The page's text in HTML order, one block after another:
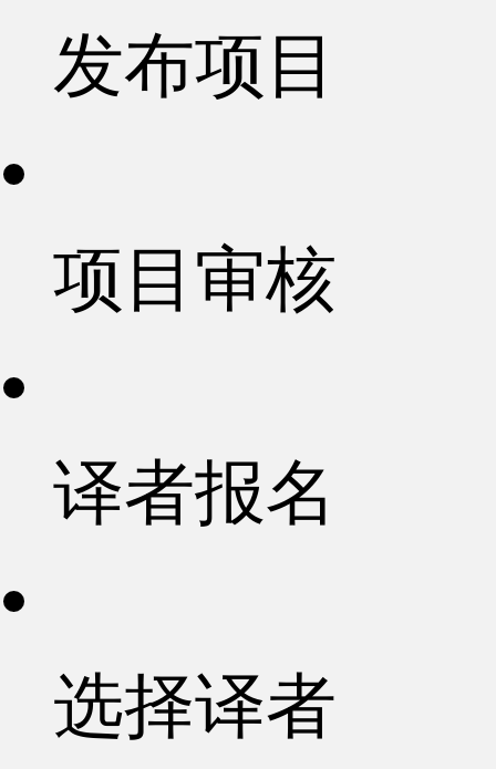
发布项目
项目审核
译者报名
选择译者